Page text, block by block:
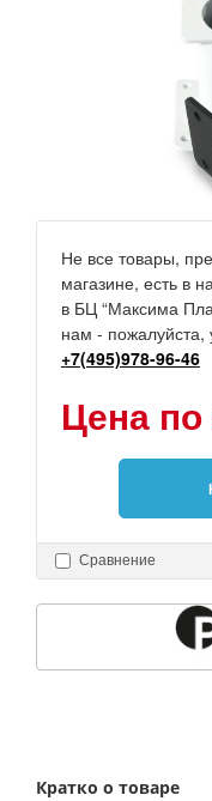
Не все товары,
магазине, есть в
в БЦ “Максима
нам - пожалуйста,
+7(495)978-96-46
Цена по
Сравнение
Кратко о товаре